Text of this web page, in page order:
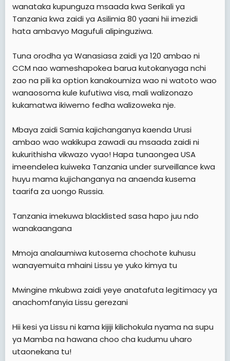
wanataka kupunguza msaada kwa Serikali ya
Tanzania kwa zaidi ya Asilimia 80 yaani hii imezidi
hata ambavyo Magufuli alipinguziwa.
Tuna orodha ya Wanasiasa zaidi ya 120 ambao ni
CCM nao wameshapokea barua kutokanyaga nchi
zao na pili ka option kanakoumiza wao ni watoto wao
wanaosoma kule kufutiwa visa, mali walizonazo
kukamatwa ikiwemo fedha walizoweka nje.
Mbaya zaidi Samia kajichanganya kaenda Urusi
ambao wao wakikupa zawadi au msaada zaidi ni
kukurithisha vikwazo vyao! Hapa tunaongea USA
imeendelea kuiweka Tanzania under surveillance kwa
huyu mama kujichanganya na anaenda kusema
taarifa za uongo Russia.
Tanzania imekuwa blacklisted sasa hapo juu ndo
wanakaangana
Mmoja analaumiwa kutosema chochote kuhusu
wanayemuita mhaini Lissu ye yuko kimya tu
Mwingine mkubwa zaidi yeye anatafuta legitimacy ya
anachomfanyia Lissu gerezani
Hii kesi ya Lissu ni kama kijiji kilichokula nyama na supu
ya Mamba na hawana choo cha kudumu uharo
utaonekana tu!